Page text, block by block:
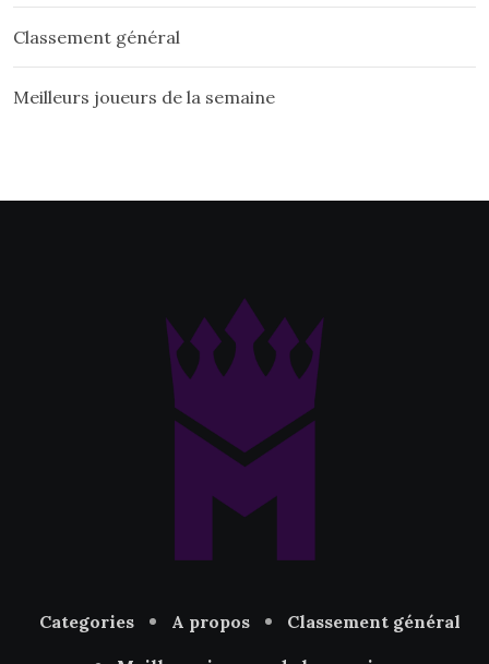
Classement général
Meilleurs joueurs de la semaine
Categories A propos Classement général